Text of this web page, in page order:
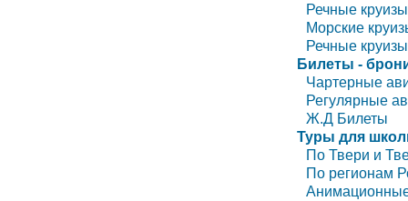
Речные
Морские
Речные
Билеты -
Чартерные
Регулярные
Ж.Д Билеты
Туры для
По Твери и
По регионам